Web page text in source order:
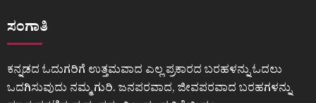
ಸಂಗಾತಿ
ಕನ್ನಡದ ಓದುಗರಿಗೆ ಉತ್ತಮವಾದ ಎಲ್ಲ ಪ್ರಕಾರದ ಬರಹಳನ್ನು ಓದಲು
ಒದಗಿಸುವುದು ನಮ್ಮ ಗುರಿ. ಜನಪರವಾದ, ಜೀವಪರವಾದ ಬರಹಗಳನ್ನು